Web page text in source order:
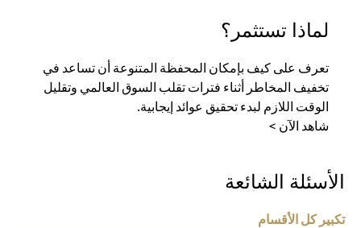
لماذا تستثمر؟
تعرف على كيف بإمكان المحفظة المتنوعة أن تساعد في
تخفيف المخاطر أثناء فترات تقلب السوق العالمي وتقليل
الوقت اللازم لبدء تحقيق عوائد إيجابية.
شاهد الآن >
الأسئلة الشائعة
تكبير كل الأقسام